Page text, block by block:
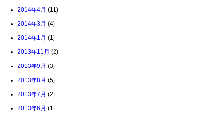
2014年4月 (11)
2014年3月 (4)
2014年1月 (1)
2013年11月 (2)
2013年9月 (3)
2013年8月 (5)
2013年7月 (2)
2013年6月 (1)